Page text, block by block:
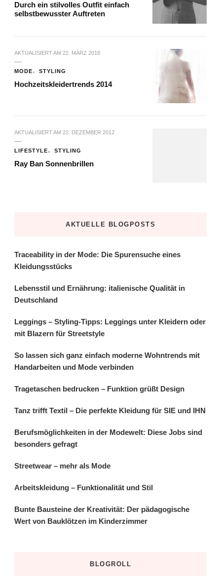
Durch ein stilvolles Outfit einfach
selbstbewusster Auftreten
AKTUALISIERT AM 22. MÄRZ 2018
MODE STYLING
Hochzeitskleidertrends 2014
AKTUALISIERT AM 22. DEZEMBER 2012
LIFESTYLE STYLING
Ray Ban Sonnenbrillen
AKTUELLE BLOGPOSTS
Traceability in der Mode: Die Spurensuche eines
Kleidungsstücks
Lebensstil und Ernährung: italienische Qualität in
Deutschland
Leggings – Styling-Tipps: Leggings unter Kleidern oder
mit Blazern für Streetstyle
So lassen sich ganz einfach moderne Wohntrends mit
Handarbeiten und Mode verbinden
Tragetaschen bedrucken – Funktion grüßt Design
Tanz trifft Textil – Die perfekte Kleidung für SIE und IHN
Berufsmöglichkeiten in der Modewelt: Diese Jobs sind
besonders gefragt
Streetwear – mehr als Mode
Arbeitskleidung – Funktionalität und Stil
Bunte Bausteine der Kreativität: Der pädagogische
Wert von Bauklötzen im Kinderzimmer
BLOGROLL